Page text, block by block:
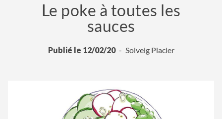
Le poke à toutes les
sauces
Publié le 12/02/20 Solveig Placier